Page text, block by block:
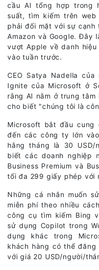
cầu AI tổng hợp trong
suất, tìm kiếm trên
phải đối mặt với sự
Amazon và Google. Đây
vượt Apple về danh
vào tuần trước.
CEO Satya Nadella
Ignite của Microsoft ở
rằng AI nằm ở trung
cho biết "chúng tôi là
Microsoft bắt đầu cung
đến các công ty lớn
hằng tháng là 30 USD/
biết các doanh nghiệp
Business Premium và
tối đa 299 giấy phép với
Những cá nhân muốn
miễn phí theo nhiều
công cụ tìm kiếm Bing
sử dụng Copilot trong
dụng khác trong
khách hàng có thể
với giá 20 USD/người/